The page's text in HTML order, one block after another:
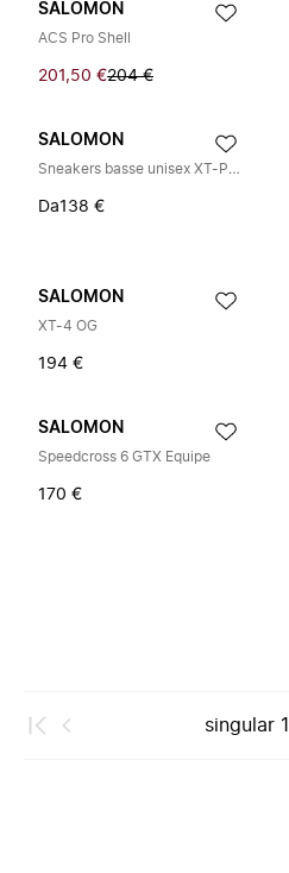
SALOMON
ACS Pro Shell
201,50 €204 €
SALOMON
Sneakers basse unisex XT-Pathway Gore-tex
Da138 €
SALOMON
XT-4 OG
194 €
SALOMON
Speedcross 6 GTX Equipe
170 €
singular 1